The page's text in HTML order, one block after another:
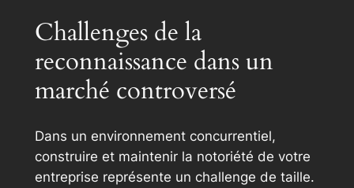
Challenges de la
reconnaissance dans un
marché controversé
Dans un environnement concurrentiel,
construire et maintenir la notoriété de votre
entreprise représente un challenge de taille.